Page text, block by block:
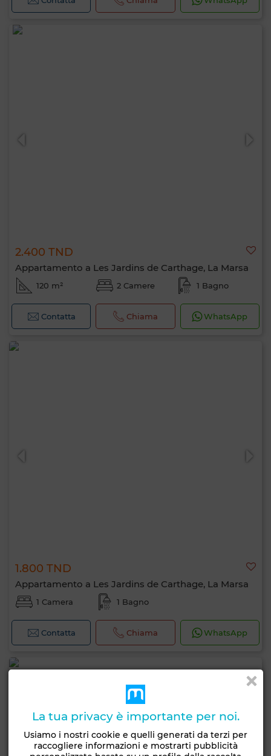
2.400 TND
Appartamento a Les Jardins de Carthage, La Marsa
120 m² 2 Camere 1 Bagno
Contatta Chiama WhatsApp
1.800 TND
Appartamento a Les Jardins de Carthage, La Marsa
1 Camera 1 Bagno
Contatta Chiama WhatsApp
La tua privacy è importante per noi.
Usiamo i nostri cookie e quelli generati da terzi per
raccogliere informazioni e mostrarti pubblicità